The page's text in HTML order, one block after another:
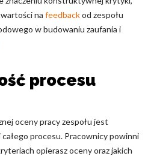
na feedbackod zespołu
w budowaniu zaufania i
procesu
oceny pracy zespołu jest
procesu. Pracownicy powinni
opierasz oceny oraz jakich
pliki, które są w procesie
preferencje
wszystko